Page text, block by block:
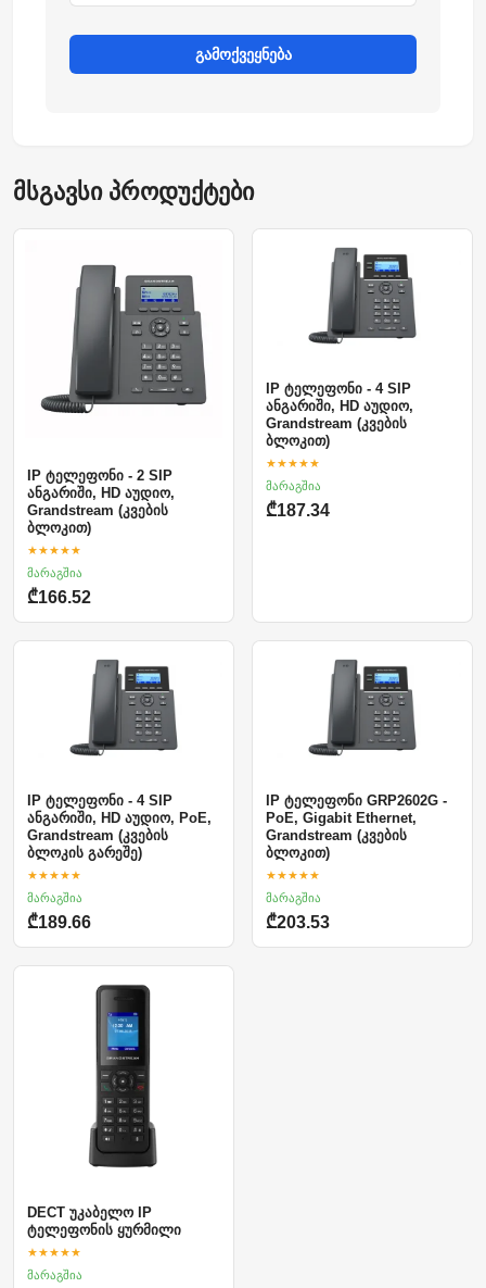
გამოქვეყნება
მსგავსი პროდუქტები
IP ტელეფონი - 2 SIP
ანგარიში, HD აუდიო,
Grandstream (კვების
ბლოკით)
★★★★★
მარაგშია
₾166.52
IP ტელეფონი - 4 SIP
ანგარიში, HD აუდიო,
Grandstream (კვების
ბლოკით)
★★★★★
მარაგშია
₾187.34
IP ტელეფონი - 4 SIP
ანგარიში, HD აუდიო, PoE,
Grandstream (კვების
ბლოკის გარეშე)
★★★★★
მარაგშია
₾189.66
IP ტელეფონი GRP2602G -
PoE, Gigabit Ethernet,
Grandstream (კვების
ბლოკით)
★★★★★
მარაგშია
₾203.53
DECT უკაბელო IP
ტელეფონის ყურმილი
★★★★★
მარაგშია